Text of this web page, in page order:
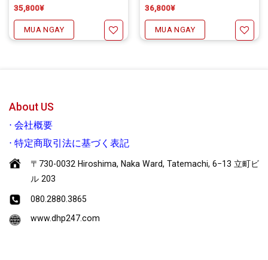
| Quốc tế
35,800¥
MUA NGAY
| Quốc tế.
36,800¥
MUA NGAY
About US
⋅ 会社概要
⋅ 特定商取引法に基づく表記
〒730-0032 Hiroshima, Naka Ward, Tatemachi, 6−13 立町ビ
ル 203
080.2880.3865
www.dhp247.com